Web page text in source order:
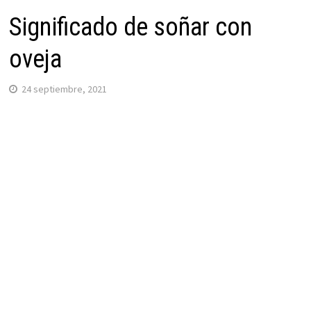
Significado de soñar con
oveja
24 septiembre, 2021